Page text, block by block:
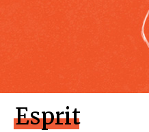
Esprit